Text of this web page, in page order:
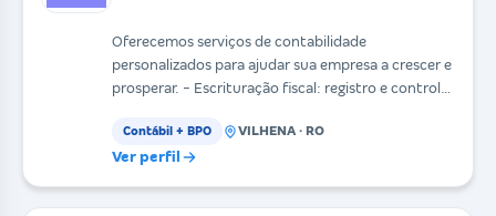
Oferecemos serviços de contabilidade
personalizados para ajudar sua empresa a crescer e
prosperar. - Escrituração fiscal: registro e controle
Contábil + BPO VILHENA · RO
Ver perfil